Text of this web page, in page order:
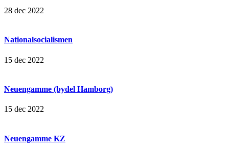
28 dec 2022
Nationalsocialismen
15 dec 2022
Neuengamme (bydel Hamborg)
15 dec 2022
Neuengamme KZ